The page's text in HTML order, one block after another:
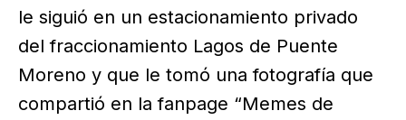
le siguió en un estacionamiento privado
del fraccionamiento Lagos de Puente
Moreno y que le tomó una fotografía que
compartió en la fanpage “Memes de